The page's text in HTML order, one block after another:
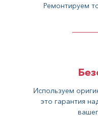
Ремонтируем
Используем
это гарантия